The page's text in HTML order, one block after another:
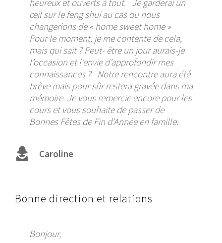
œil sur le feng shui au cas ou nous
changerions de « home sweet home »
Pour le moment, je me contente de cela,
mais qui sait ? Peut- être un jour aurais-je
l’occasion et l’envie d’approfondir mes
connaissances ? Notre rencontre aura été
brève mais pour sûr restera gravée dans ma
mémoire. Je vous remercie encore pour les
cours et vous souhaite de passer de
Bonnes Fêtes de Fin d’Année en famille.
Caroline
Bonne direction et relations
Bonjour,